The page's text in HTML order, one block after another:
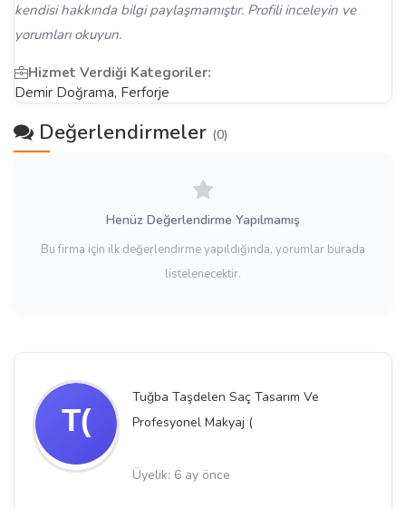
Tuğba Taşdelen Saç Tasarım Ve
Profesyonel Makyaj (
Üyelik: 6 ay önce
kendisi hakkında bilgi paylaşmamıştır. Profili inceleyin ve
yorumları okuyun.
Hizmet Verdiği Kategoriler:
Demir Doğrama, Ferforje
Değerlendirmeler (0)
Henüz Değerlendirme Yapılmamış
Bu firma için ilk değerlendirme yapıldığında, yorumlar burada
listelenecektir.